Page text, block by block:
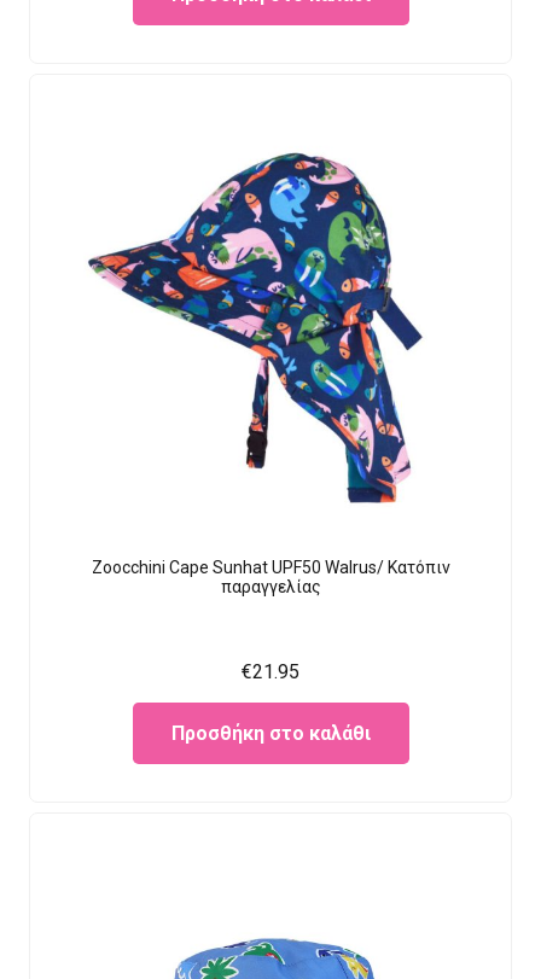
Zoocchini Cape Sunhat UPF50 Walrus/ Κατόπιν
παραγγελίας
€21.95
Προσθήκη στο καλάθι